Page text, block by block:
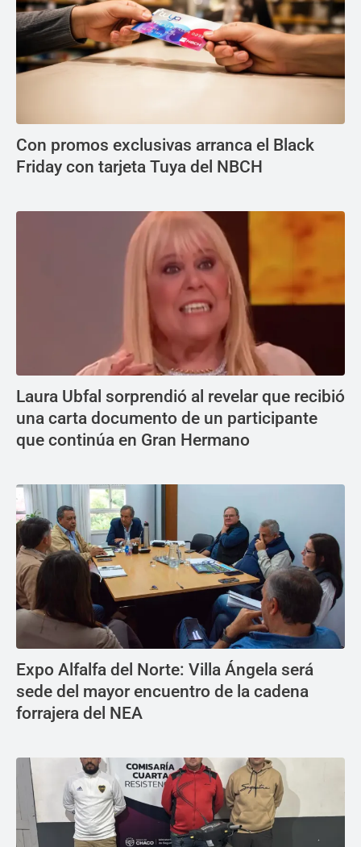
Con promos exclusivas arranca el Black
Friday con tarjeta Tuya del NBCH
Laura Ubfal sorprendió al revelar que recibió
una carta documento de un participante
que continúa en Gran Hermano
Expo Alfalfa del Norte: Villa Ángela será
sede del mayor encuentro de la cadena
forrajera del NEA